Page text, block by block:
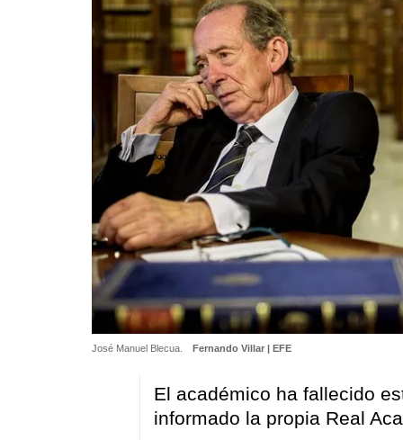
José Manuel Blecua. Fernando Villar | EFE
El académico ha fallecido
informado la propia Real